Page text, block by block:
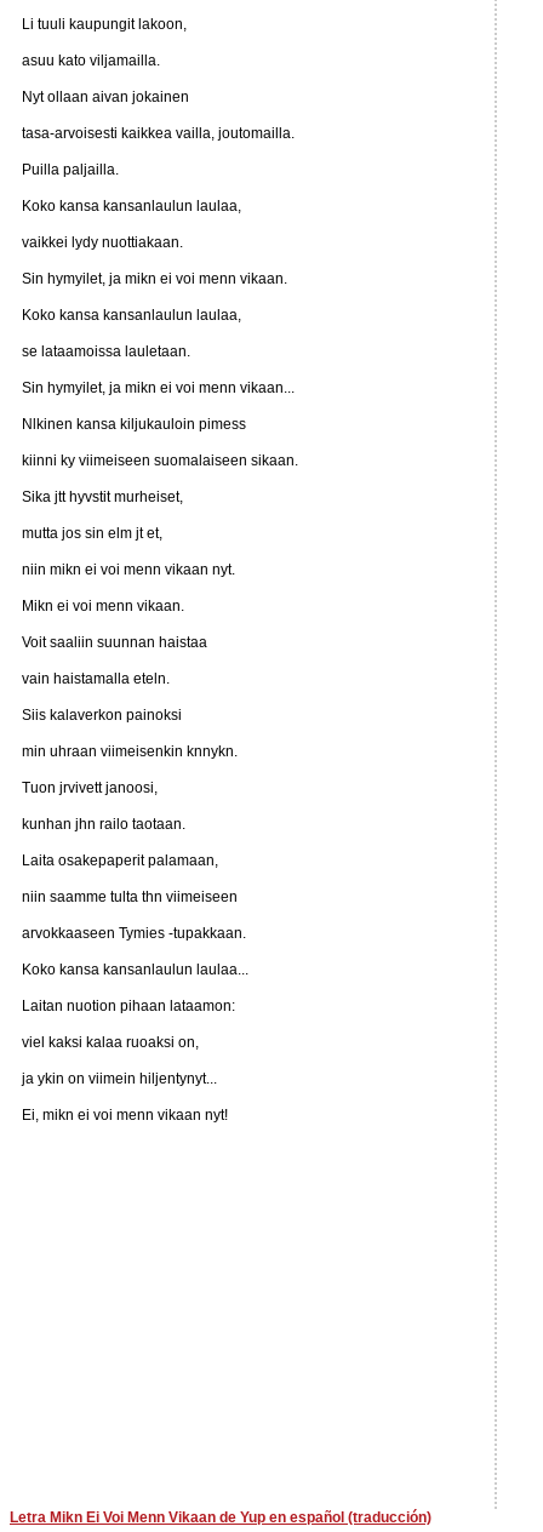
Li tuuli kaupungit lakoon,
asuu kato viljamailla.
Nyt ollaan aivan jokainen
tasa-arvoisesti kaikkea vailla, joutomailla.
Puilla paljailla.
Koko kansa kansanlaulun laulaa,
vaikkei lydy nuottiakaan.
Sin hymyilet, ja mikn ei voi menn vikaan.
Koko kansa kansanlaulun laulaa,
se lataamoissa lauletaan.
Sin hymyilet, ja mikn ei voi menn vikaan...
Nlkinen kansa kiljukauloin pimess
kiinni ky viimeiseen suomalaiseen sikaan.
Sika jtt hyvstit murheiset,
mutta jos sin elm jt et,
niin mikn ei voi menn vikaan nyt.
Mikn ei voi menn vikaan.
Voit saaliin suunnan haistaa
vain haistamalla eteln.
Siis kalaverkon painoksi
min uhraan viimeisenkin knnykn.
Tuon jrvivett janoosi,
kunhan jhn railo taotaan.
Laita osakepaperit palamaan,
niin saamme tulta thn viimeiseen
arvokkaaseen Tymies -tupakkaan.
Koko kansa kansanlaulun laulaa...
Laitan nuotion pihaan lataamon:
viel kaksi kalaa ruoaksi on,
ja ykin on viimein hiljentynyt...
Ei, mikn ei voi menn vikaan nyt!
Letra Mikn Ei Voi Menn Vikaan de Yup en español (traducción)